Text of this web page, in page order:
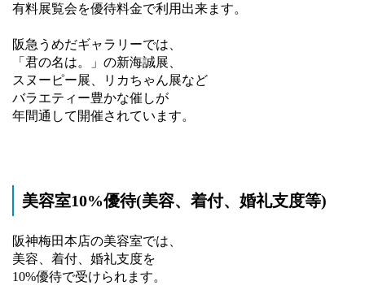
有料展覧会を優待料金で利用出来ます。
阪急うめだギャラリーでは、
「君の名は。」の新海誠展、
スヌーピー展、リカちゃん展など
バラエティー豊かな催しが
年間通して開催されています。
美容室10%優待(美容、着付、婚礼支度等)
阪神梅田本店の美容室では、
美容、着付、婚礼支度を
10%優待で受けられます。